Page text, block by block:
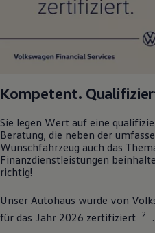
Kompetent.
Sie legen Wert auf eine
Beratung, die neben der
Wunschfahrzeug auch das
Finanzdienstleistungen
richtig!
Unser Autohaus wurde von
für das Jahr 2026 zertifiziert 2
.